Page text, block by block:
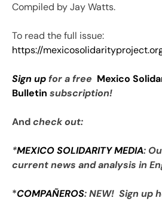
Compiled by Jay Watts.
To read the full issue:
https://
Sign upfor a free Mexico
Bulletin subscription!
Andcheck out:
*MEXICO SOLIDARITY MEDIA:
current news and analysis in
*COMPAÑEROS: NEW! Sign up